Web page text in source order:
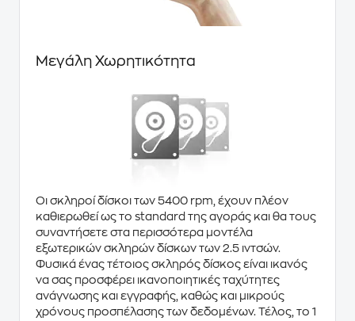
Μεγάλη Χωρητικότητα
Οι σκληροί δίσκοι των 5400 rpm, έχουν πλέον
καθιερωθεί ως το standard της αγοράς και θα τους
συναντήσετε στα περισσότερα μοντέλα
εξωτερικών σκληρών δίσκων των 2.5 ιντσών.
Φυσικά ένας τέτοιος σκληρός δίσκος είναι ικανός
να σας προσφέρει ικανοποιητικές ταχύτητες
ανάγνωσης και εγγραφής, καθώς και μικρούς
χρόνους προσπέλασης των δεδομένων. Τέλος, το 1